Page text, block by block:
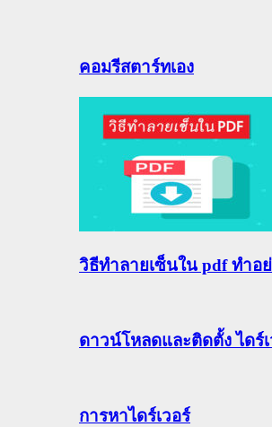
คอมรีสตาร์ทเอง
วิธีทําลายเซ็นใน pdf ทำอย่
ดาวน์โหลดและติดตั้ง ไดร์เ
การหาไดร์เวอร์